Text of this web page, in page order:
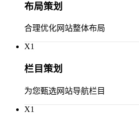
布局策划
合理优化网站整体布局
X1
栏目策划
为您甄选网站导航栏目
X1